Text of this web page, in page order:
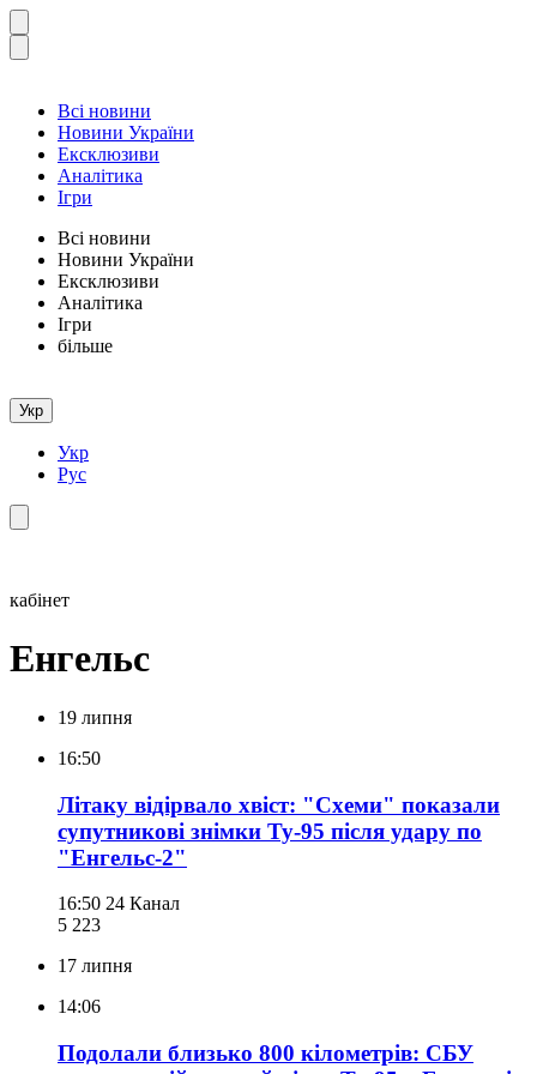
Всі новини
Новини України
Ексклюзиви
Аналітика
Ігри
Всі новини
Новини України
Ексклюзиви
Аналітика
Ігри
більше
Укр
Укр
Рус
кабінет
Енгельс
19 липня
16:50
Літаку відірвало хвіст: "Схеми" показали
супутникові знімки Ту-95 після удару по
"Енгельс-2"
16:50 24 Канал
5 223
17 липня
14:06
Подолали близько 800 кілометрів: СБУ